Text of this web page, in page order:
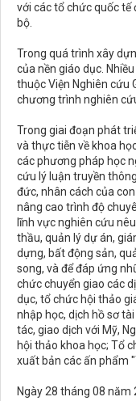
với các tổ chức quốc
bộ.
Trong quá trình xây
của nền giáo dục.
thuộc Viện Nghiên cứu
chương trình nghiên
Trong giai đoạn phát
và thực tiễn về khoa
các phương pháp học
cứu lý luận truyền
đức, nhân cách của
nâng cao trình độ
lĩnh vực nghiên cứu
thầu, quản lý dự án,
dựng, bất động sản,
song, và để đáp ứng
chức chuyển giao các
dục, tổ chức hội thảo
nhập học, dịch hồ sơ
tác, giao dịch với Mỹ,
hội thảo khoa học; Tổ
xuất bản các ấn phẩm
Ngày 28 tháng 08 năm